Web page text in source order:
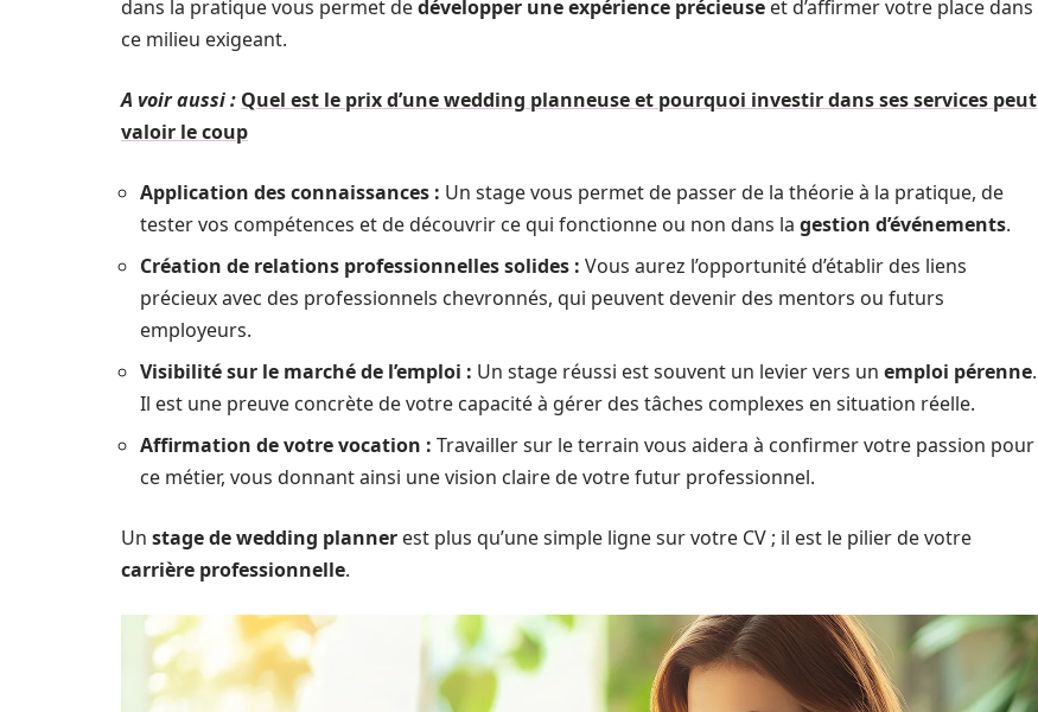
dans la pratique vous permet dedévelopper une expérience précieuse et d’affirmer votre place dans
ce milieu exigeant.
A voir aussi : Quel est le prix d’une wedding planneuse et pourquoi investir dans ses services peut
valoir le coup
Application des connaissances : Un stage vous permet de passer de la théorie à la pratique, de
tester vos compétences et de découvrir ce qui fonctionne ou non dans la gestion d’événements.
Création de relations professionnelles solides : Vous aurez l’opportunité d’établir des liens
précieux avec des professionnels chevronnés, qui peuvent devenir des mentors ou futurs
employeurs.
Visibilité sur le marché de l’emploi : Un stage réussi est souvent un levier vers un emploi pérenne.
Il est une preuve concrète de votre capacité à gérer des tâches complexes en situation réelle.
Affirmation de votre vocation : Travailler sur le terrain vous aidera à confirmer votre passion pour
ce métier, vous donnant ainsi une vision claire de votre futur professionnel.
Un stage de wedding planner est plus qu’une simple ligne sur votre CV ; il est le pilier de votre
carrière professionnelle.